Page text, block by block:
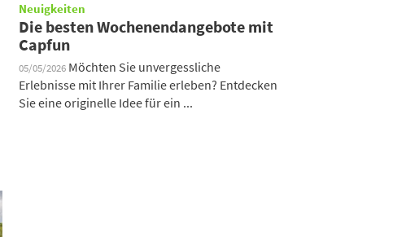
Neuigkeiten
Die besten Wochenendangebote mit
Capfun
05/05/2026 Möchten Sie unvergessliche
Erlebnisse mit Ihrer Familie erleben? Entdecken
Sie eine originelle Idee für ein ...